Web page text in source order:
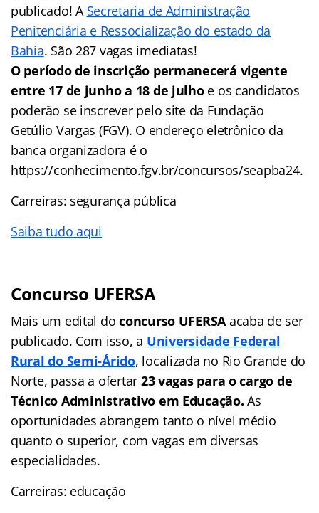
publicado! A Secretaria de Administração
Penitenciária e Ressocialização do estado da
Bahia. São 287 vagas imediatas!
O período de inscrição permanecerá vigente
entre 17 de junho a 18 de julhoe os candidatos
poderão se inscrever pelo site da Fundação
Getúlio Vargas (FGV). O endereço eletrônico da
banca organizadora é o
https://conhecimento.fgv.br/concursos/seapba24.
Carreiras: segurança pública
Saiba tudo aqui
Concurso UFERSA
Mais um edital do concurso UFERSA acaba de ser
publicado. Com isso, a Universidade Federal
Rural do Semi-Árido, localizada no Rio Grande do
Norte, passa a ofertar 23 vagas para o cargo de
Técnico Administrativo em Educação. As
oportunidades abrangem tanto o nível médio
quanto o superior, com vagas em diversas
especialidades.
Carreiras: educação